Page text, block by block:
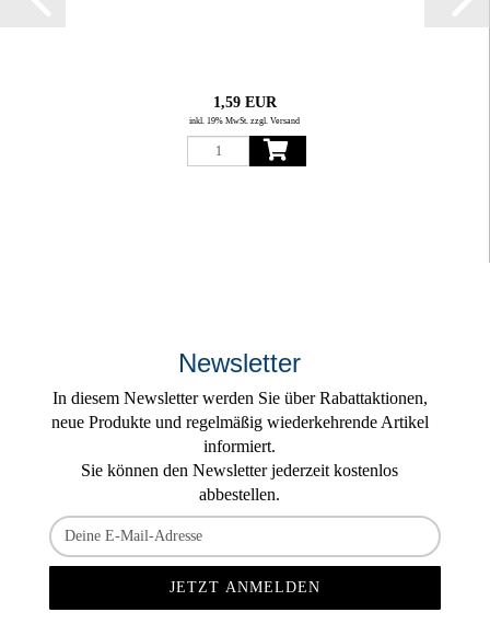
1,59 EUR
inkl. 19% MwSt. zzgl. Versand
Newsletter
In diesem Newsletter werden Sie über Rabattaktionen,
neue Produkte und regelmäßig wiederkehrende Artikel
informiert.
Sie können den Newsletter jederzeit kostenlos
abbestellen.